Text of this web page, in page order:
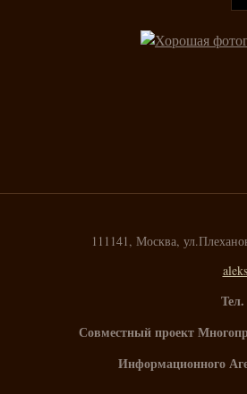
111141, Москва,
Тел.
Совместный проект
Информационного